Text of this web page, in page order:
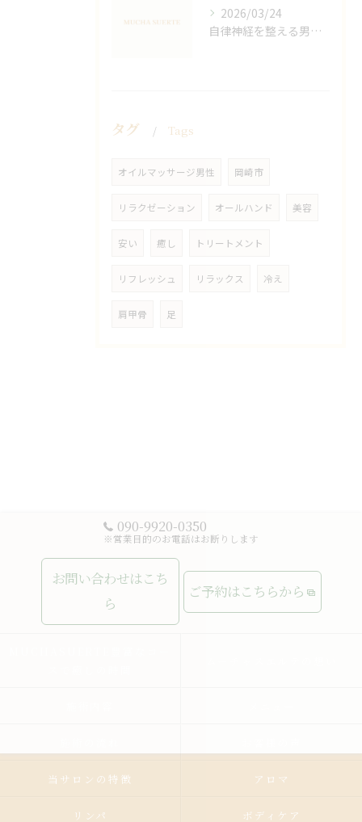
2026/03/24
自律神経を整える男性オイルマッサージ
タグ Tags
オイルマッサージ男性 岡崎市
リラクゼーション オールハンド 美容
安い 癒し トリートメント
リフレッシュ リラックス 冷え
肩甲骨 足
090-9920-0350
※営業目的のお電話はお断りします
お問い合わせはこち
ら
ご予約はこちらから
当サロンの特徴 アロマ
リンパ ボディケア